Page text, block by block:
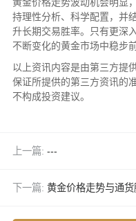
持理性分析、科学配置，并
升长期交易胜率。只有更深
不断变化的黄金市场中稳步前
以上资讯内容是由第三方提
保证所提供的第三方资讯的
不构成投资建议。
上一篇: ---
下一篇: 黄金价格走势与通